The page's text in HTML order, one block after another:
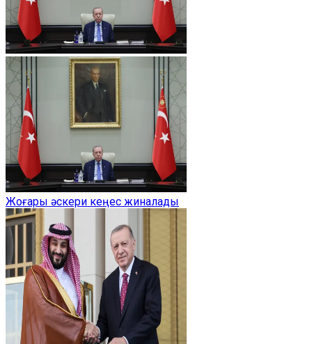
Жоғары әскери кеңес жиналады